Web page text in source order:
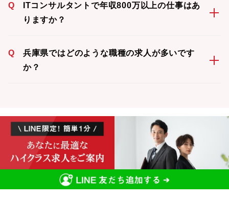
Q
ITコンサルタントで年収800万以上の仕事はあ
りますか？
Q
兵庫県ではどのような職種の求人が多いです
か？